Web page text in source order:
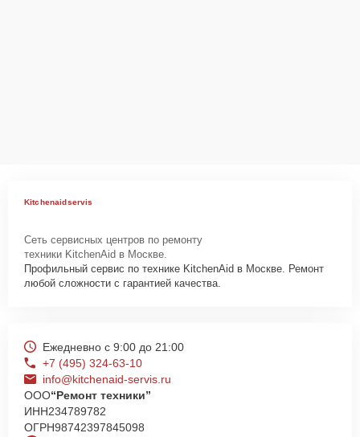
Kitchenaidservis
Сеть сервисных центров по ремонту
техники KitchenAid в Москве.
Профильный сервис по технике KitchenAid в Москве. Ремонт
любой сложности с гарантией качества.
Ежедневно с 9:00 до 21:00
+7 (495) 324-63-10
info@kitchenaid-servis.ru
ООО“Ремонт техники”
ИНН234789782
ОГРН98742397845098